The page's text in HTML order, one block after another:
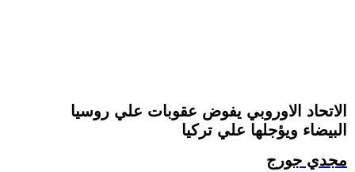
الاتحاد الاوروبي يفوض عقوبات علي روسيا
البيضاء ويؤجلها علي تركيا
مجدي جورج